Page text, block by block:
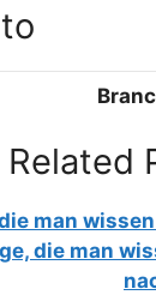
Branc
Related
man
die man